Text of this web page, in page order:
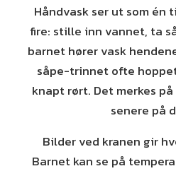
Håndvask ser ut som én
fire: stille inn vannet, ta
barnet hører vask
såpe-trinnet ofte
knapt rørt. Det merkes
senere på
Bilder ved kranen gir
Barnet kan se på